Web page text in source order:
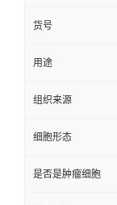
货号
用途
组织来源
细胞形态
是否是肿瘤细胞